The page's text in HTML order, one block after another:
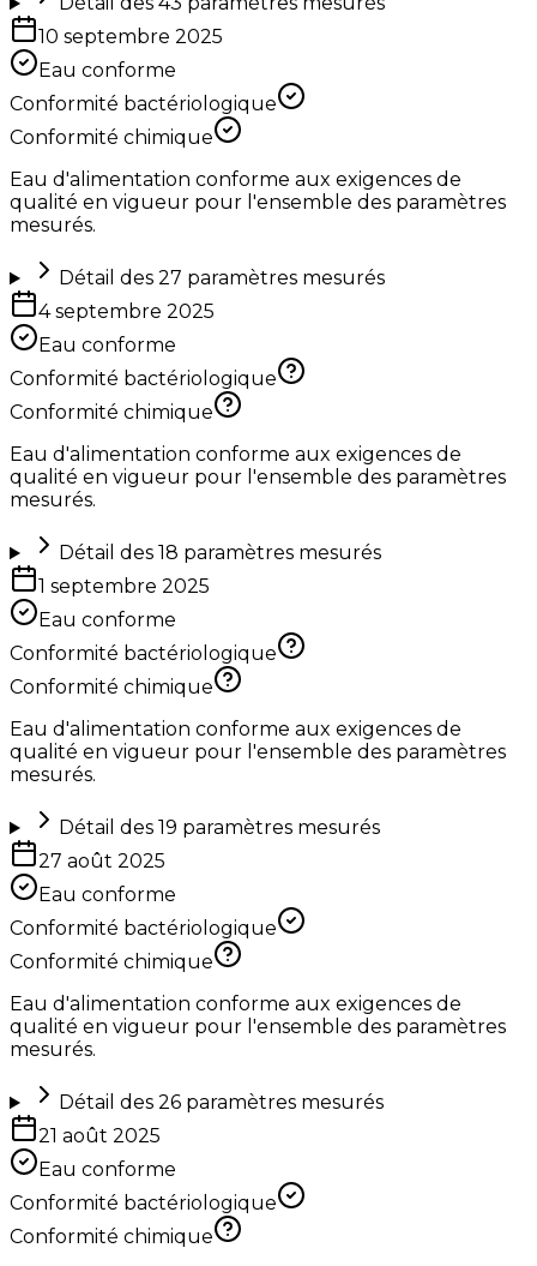
10 septembre 2025
Eau conforme
Conformité bactériologique
Conformité chimique
Eau d'alimentation conforme aux exigences de
qualité en vigueur pour l'ensemble des paramètres
mesurés.
Détail des 27 paramètres mesurés
4 septembre 2025
Eau conforme
Conformité bactériologique
Conformité chimique
Eau d'alimentation conforme aux exigences de
qualité en vigueur pour l'ensemble des paramètres
mesurés.
Détail des 18 paramètres mesurés
1 septembre 2025
Eau conforme
Conformité bactériologique
Conformité chimique
Eau d'alimentation conforme aux exigences de
qualité en vigueur pour l'ensemble des paramètres
mesurés.
Détail des 19 paramètres mesurés
27 août 2025
Eau conforme
Conformité bactériologique
Conformité chimique
Eau d'alimentation conforme aux exigences de
qualité en vigueur pour l'ensemble des paramètres
mesurés.
Détail des 26paramètres mesurés
21 août 2025
Eau conforme
Conformité bactériologique
Conformité chimique